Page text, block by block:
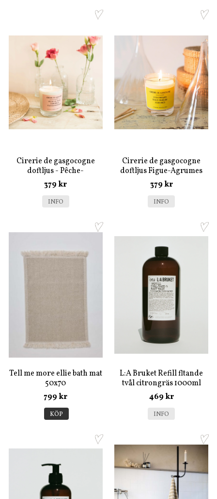
Cirerie de gasgocogne
doftljus - Pêche-
Camomille
379 kr
INFO
Cirerie de gasgocogne
doftljus Figue-Agrumes
379 kr
INFO
Tell me more ellie bath mat
50x70
799 kr
KÖP
L:A Bruket Refill fltande
tvål citrongräs 1000ml
469 kr
INFO